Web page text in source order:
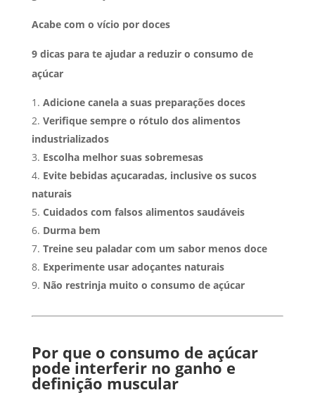
Acabe com o vício por doces
9dicas para te ajudar a reduzir o consumo de
açúcar
Adicione canela a suas preparações doces
Verifique sempre o rótulo dos alimentos
industrializados
Escolha melhor suas sobremesas
Evite bebidas açucaradas, inclusive os sucos
naturais
Cuidados com falsos alimentos saudáveis
Durma bem
Treine seu paladar com um sabor menos doce
Experimente usar adoçantes naturais
Não restrinja muito o consumo de açúcar
Por que o consumo de açúcar
pode interferir no ganho e
definição muscular